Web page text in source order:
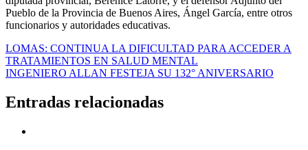
Pueblo de la Provincia de Buenos Aires, Ángel García, entre otros
funcionarios y autoridades educativas.
Navegación
de
LOMAS: CONTINUA LA DIFICULTAD PARA ACCEDER A
TRATAMIENTOS EN SALUD MENTAL
INGENIERO ALLAN FESTEJA SU 132° ANIVERSARIO
Entradas relacionadas